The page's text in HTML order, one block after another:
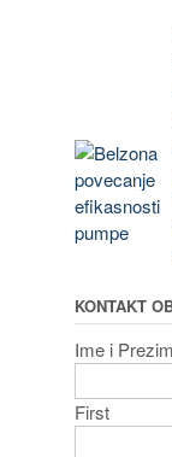
KONTAKT
Ime i
First